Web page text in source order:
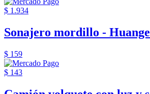
$ 1.934
Sonajero mordillo -
$ 159
$ 143